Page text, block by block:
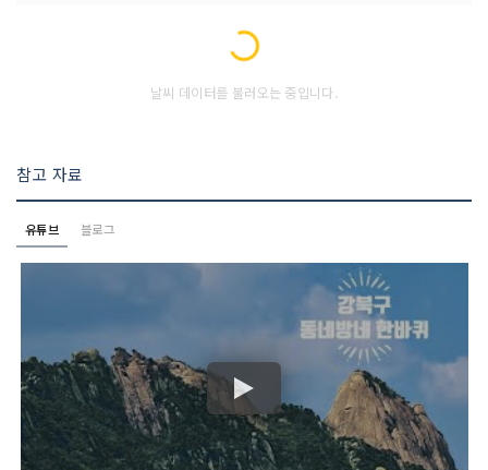
Loading...
날씨 데이터를 불러오는 중입니다.
참고 자료
유튜브 블로그